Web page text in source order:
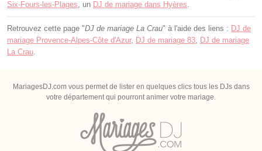
Six-Fours-les-Plages, un DJ de mariage dans Hyères.
Retrouvez cette page "DJ de mariage La Crau" à l'aide des liens : DJ de
mariage Provence-Alpes-Côte d'Azur, DJ de mariage 83, DJ de mariage
La Crau.
MariagesDJ.com vous permet de lister en quelques clics tous les DJs dans
votre département qui pourront animer votre mariage.